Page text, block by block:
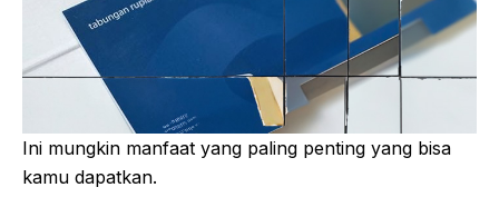
Ini mungkin manfaat yang paling penting yang bisa
kamu dapatkan.